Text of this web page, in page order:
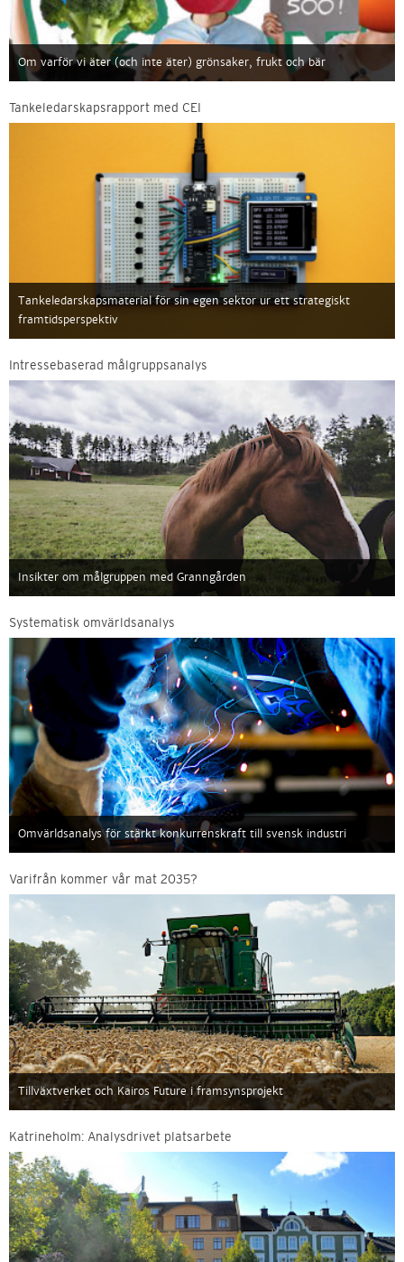
Om varför vi äter (och inte äter) grönsaker, frukt och bär
Tankeledarskapsrapport med CEI
Tankeledarskapsmaterial för sin egen sektor ur ett strategiskt
framtidsperspektiv
Intressebaserad målgruppsanalys
Insikter om målgruppen med Granngården
Systematisk omvärldsanalys
Omvärldsanalys för stärkt konkurrenskraft till svensk industri
Varifrån kommer vår mat 2035?
Tillväxtverket och Kairos Future i framsynsprojekt
Katrineholm: Analysdrivet platsarbete